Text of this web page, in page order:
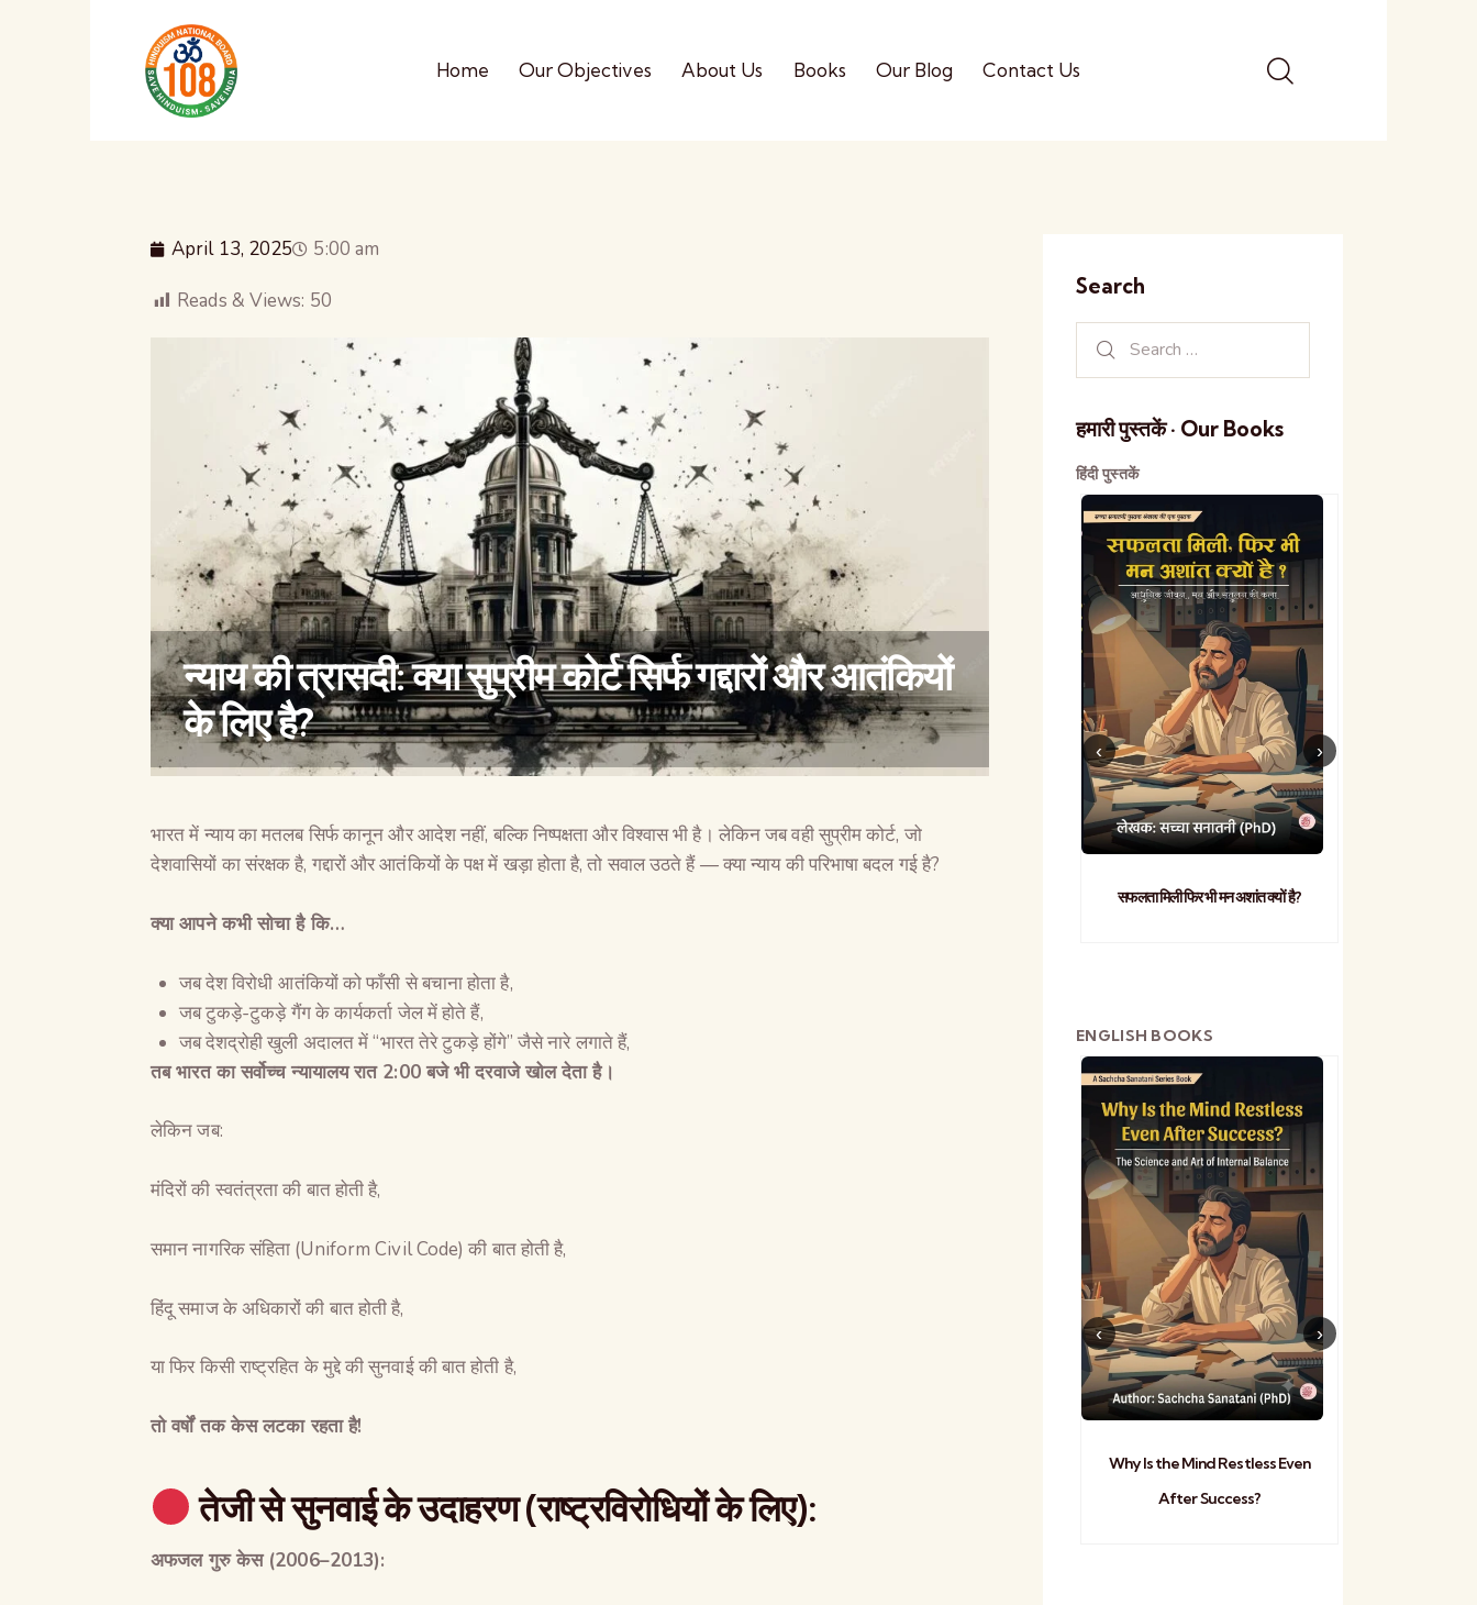
Home Our Objectives About Us Books Our Blog Contact Us
April 13, 2025 5:00 am
Reads & Views: 50
न्याय की त्रासदी: क्या सुप्रीम कोर्ट सिर्फ गद्दारों और आतंकियों
के लिए है?
भारत में न्याय का मतलब सिर्फ कानून और आदेश नहीं, बल्कि निष्पक्षता और विश्वास भी है। लेकिन जब वही सुप्रीम कोर्ट, जो
देशवासियों का संरक्षक है, गद्दारों और आतंकियों के पक्ष में खड़ा होता है, तो सवाल उठते हैं — क्या न्याय की परिभाषा बदल गई है?
क्या आपने कभी सोचा है कि…
जब देश विरोधी आतंकियों को फाँसी से बचाना होता है,
जब टुकड़े-टुकड़े गैंग के कार्यकर्ता जेल में होते हैं,
जब देशद्रोही खुली अदालत में “भारत तेरे टुकड़े होंगे” जैसे नारे लगाते हैं,
तब भारत का सर्वोच्च न्यायालय रात 2:00बजे भी दरवाजे खोल देता है।
लेकिन जब:
मंदिरों की स्वतंत्रता की बात होती है,
समान नागरिक संहिता (Uniform Civil Code) की बात होती है,
हिंदू समाज के अधिकारों की बात होती है,
या फिर किसी राष्ट्रहित के मुद्दे की सुनवाई की बात होती है,
तो वर्षों तक केस लटका रहता है!
तेजी से सुनवाई के उदाहरण(राष्ट्रविरोधियों के लिए):
अफजल गुरु केस (2006–2013):
Search
हमारी पुस्तकें · Our Books
हिंदी पुस्तकें
वैश्विक कुरुक्षेत्र
सफलता मिली फिर भी मन अशांत क्यों है?
ENGLISH BOOKS
Why Is the Mind Restless Even
After Success?